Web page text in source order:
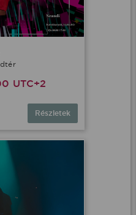
UTC+2
Részletek